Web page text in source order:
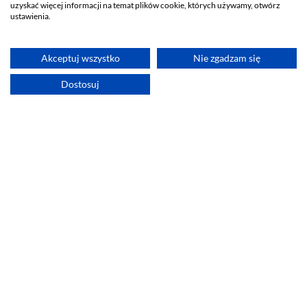
Helpcenter
Inhire
Materiały dla prasy
uzyskać więcej informacji na temat plików cookie, których używamy, otwórz
ustawienia.
Akceptuj wszystko Nie zgadzam się
Dostosuj